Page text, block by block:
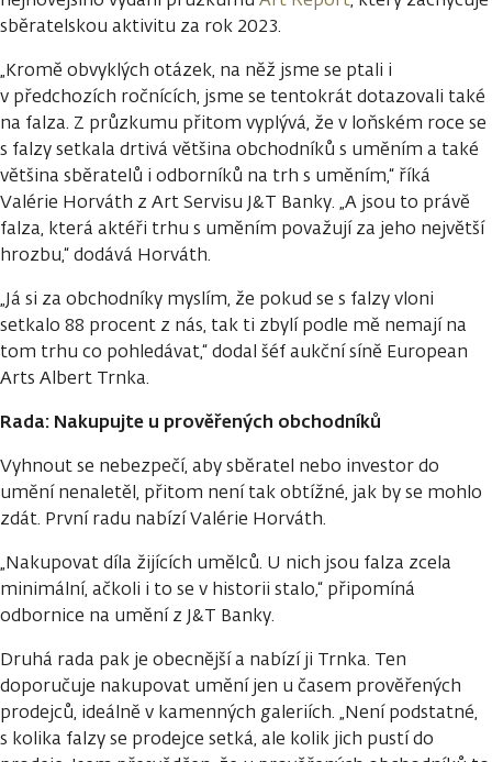
sběratelskou aktivitu za rok 2023.
„Kromě obvyklých otázek, na něž jsme se ptali i
v předchozích ročnících, jsme se tentokrát dotazovali také
na falza. Z průzkumu přitom vyplývá, že v loňském roce se
s falzy setkala drtivá většina obchodníků s uměním a také
většina sběratelů i odborníků na trh s uměním,“ říká
Valérie Horváth z Art Servisu J&T Banky. „A jsou to právě
falza, která aktéři trhu s uměním považují za jeho největší
hrozbu,“ dodává Horváth.
„Já si za obchodníky myslím, že pokud se s falzy vloni
setkalo 88 procent z nás, tak ti zbylí podle mě nemají na
tom trhu co pohledávat,“ dodal šéf aukční síně European
Arts Albert Trnka.
Rada: Nakupujte u prověřených obchodníků
Vyhnout se nebezpečí, aby sběratel nebo investor do
umění nenaletěl, přitom není tak obtížné, jak by se mohlo
zdát. První radu nabízí Valérie Horváth.
„Nakupovat díla žijících umělců. U nich jsou falza zcela
minimální, ačkoli i to se v historii stalo,“ připomíná
odbornice na umění z J&T Banky.
Druhá rada pak je obecnější a nabízí ji Trnka. Ten
doporučuje nakupovat umění jen u časem prověřených
prodejců, ideálně v kamenných galeriích. „Není podstatné,
s kolika falzy se prodejce setká, ale kolik jich pustí do